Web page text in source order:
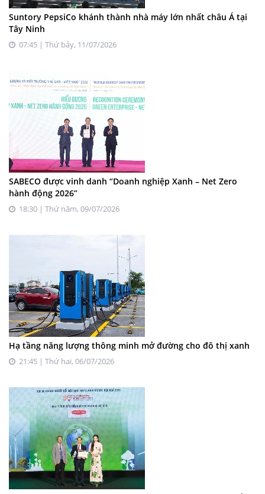
Suntory PepsiCo khánh thành nhà máy lớn nhất châu Á tại
Tây Ninh
07:45 | Thứ bảy, 11/07/2026
SABECO được vinh danh “Doanh nghiệp Xanh – Net Zero
hành động 2026”
18:30 | Thứ năm, 09/07/2026
Hạ tầng năng lượng thông minh mở đường cho đô thị xanh
21:45 | Thứ hai, 06/07/2026